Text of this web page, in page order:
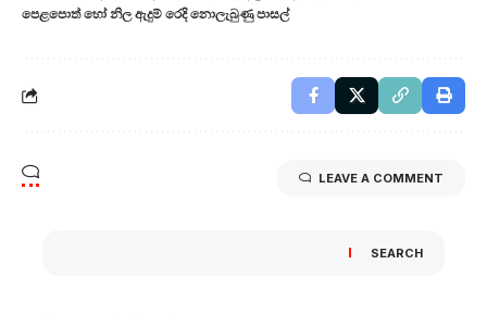
පෙළපොත් හෝ නිල ඇදුම් රෙදි නොලැබුණු ‍පාසල්
LEAVE A COMMENT
SEARCH